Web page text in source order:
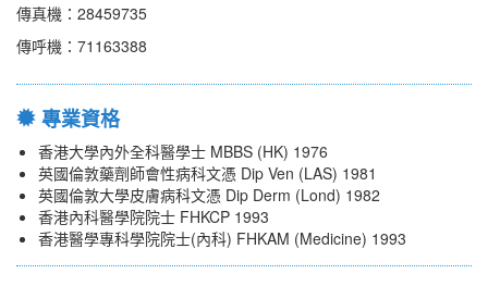
傳真機：28459735
傳呼機：71163388
專業資格
香港大學內外全科醫學士 MBBS (HK) 1976
英國倫敦藥劑師會性病科文憑 Dip Ven (LAS) 1981
英國倫敦大學皮膚病科文憑 Dip Derm (Lond) 1982
香港內科醫學院院士 FHKCP 1993
香港醫學專科學院院士(內科) FHKAM (Medicine) 1993